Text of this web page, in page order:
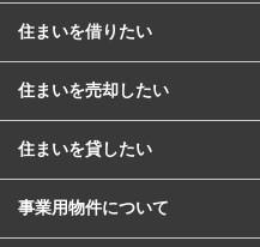
住まいを借りたい
住まいを売却したい
住まいを貸したい
事業用物件について